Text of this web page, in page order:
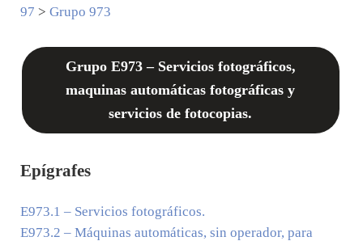
97 > Grupo 973
Grupo E973 – Servicios fotográficos,
maquinas automáticas fotográficas y
servicios de fotocopias.
Epígrafes
E973.1 – Servicios fotográficos.
E973.2 – Máquinas automáticas, sin operador, para